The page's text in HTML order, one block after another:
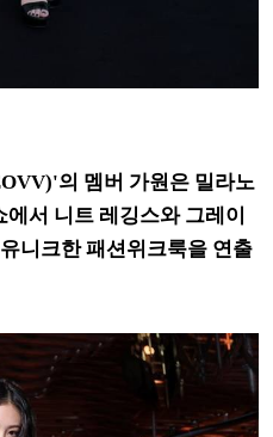
의 멤버 가원은 밀라노
서 니트 레깅스와 그레이
니크한 패션위크룩을 연출